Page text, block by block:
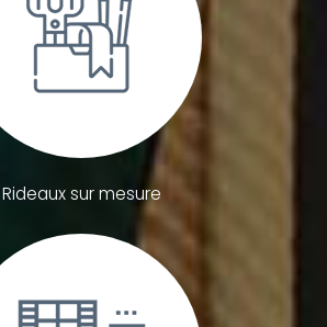
Rideaux sur mesure